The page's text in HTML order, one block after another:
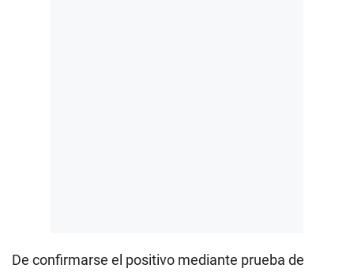
De confirmarse el positivo mediante prueba de